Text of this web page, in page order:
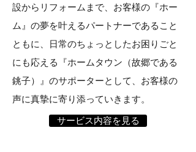
設からリフォームまで、お客様の『ホー
ム』の夢を叶えるパートナーであること
ともに、日常のちょっとしたお困りごと
にも応える『ホームタウン（故郷である
銚子）』のサポーターとして、お客様の
声に真摯に寄り添っていきます。
サービス内容を見る